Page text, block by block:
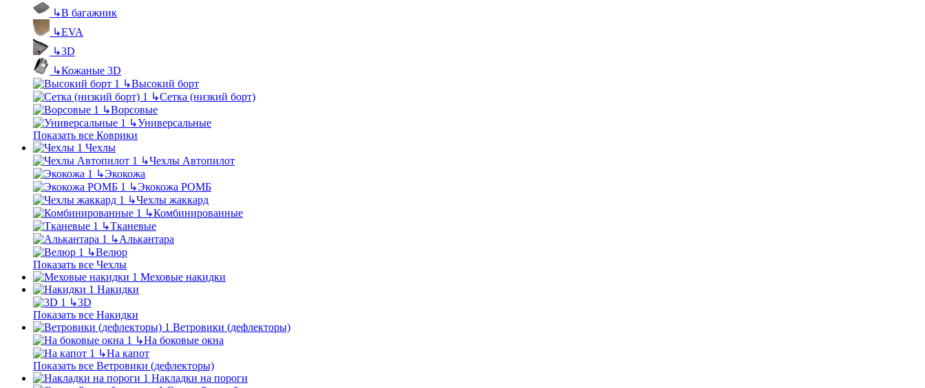
↳В багажник
↳EVA
↳3D
↳Кожаные 3D
↳Высокий борт
↳Сетка (низкий борт)
↳Ворсовые
↳Универсальные
Показать все Коврики
Чехлы
↳Чехлы Автопилот
↳Экокожа
↳Экокожа РОМБ
↳Чехлы жаккард
↳Комбинированные
↳Тканевые
↳Алькантара
↳Велюр
Показать все Чехлы
Меховые накидки
Накидки
↳3D
Показать все Накидки
Ветровики (дефлекторы)
↳На боковые окна
↳На капот
Показать все Ветровики (дефлекторы)
Накладки на пороги